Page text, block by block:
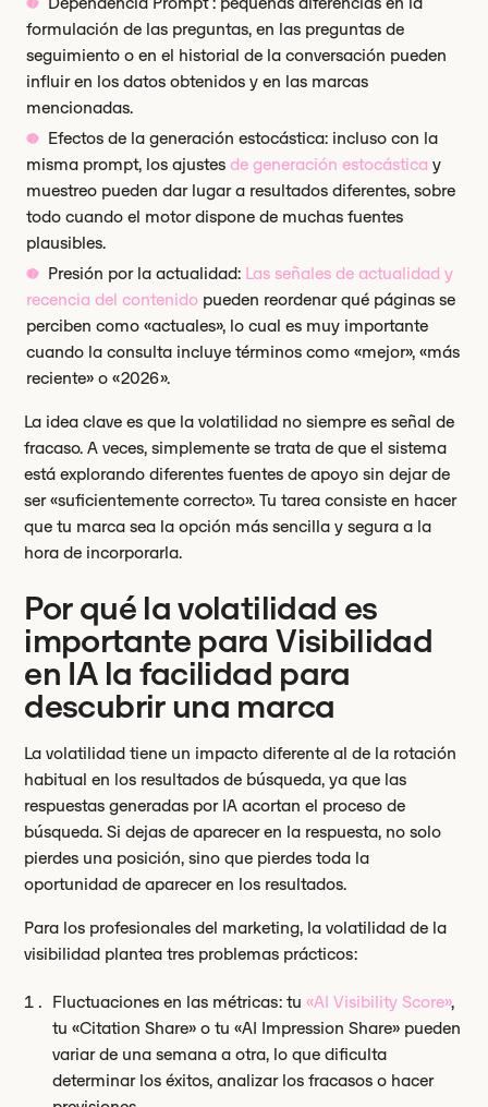
formulación de las preguntas, en las preguntas de
seguimiento o en el historial de la conversación pueden
influir en los datos obtenidos y en las marcas
mencionadas.
Efectos de la generación estocástica: incluso con la
misma prompt, los ajustesde generación estocástica y
muestreo pueden dar lugar a resultados diferentes, sobre
todo cuando el motor dispone de muchas fuentes
plausibles.
Presión por la actualidad: Las señales de actualidad y
recencia del contenido pueden reordenar qué páginas se
perciben como «actuales», lo cual es muy importante
cuando la consulta incluye términos como «mejor», «más
reciente» o «2026».
La idea clave es que la volatilidad no siempre es señal de
fracaso. A veces, simplemente se trata de que el sistema
está explorando diferentes fuentes de apoyo sin dejar de
ser «suficientemente correcto». Tu tarea consiste en hacer
que tu marca sea la opción más sencilla y segura a la
hora de incorporarla.
Por qué la volatilidad es
importante para Visibilidad
en IA la facilidad para
descubrir una marca
La volatilidad tiene un impacto diferente al de la rotación
habitual en los resultados de búsqueda, ya que las
respuestas generadas por IA acortan el proceso de
búsqueda. Si dejas de aparecer en la respuesta, no solo
pierdes una posición, sino que pierdes toda la
oportunidad de aparecer en los resultados.
Para los profesionales del marketing, la volatilidad de la
visibilidad plantea tres problemas prácticos:
Fluctuaciones en las métricas: tu«AI Visibility Score»,
tu «Citation Share» o tu «AI Impression Share» pueden
variar de una semana a otra, lo que dificulta
determinar los éxitos, analizar los fracasos o hacer